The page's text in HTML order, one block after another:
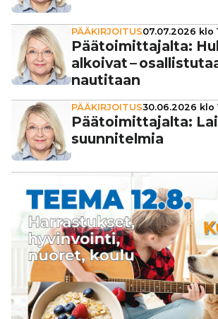
PÄÄKIRJOITUS07.07.2026 klo
Pää­toi­mit­ta­jalta:
alkoivat –
nautitaan
PÄÄKIRJOITUS30.06.2026 klo
Pää­toi­mit­ta­jalta:
suun­ni­tel­mia